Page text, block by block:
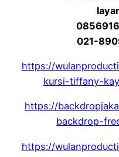
021-
https://
kursi-tiffany-
https://
backdrop-
https://